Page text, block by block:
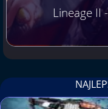
Lineage II